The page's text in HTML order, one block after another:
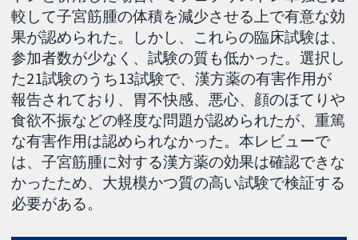
較して子宮筋腫の体積を減少させる上で有意な効
果が認められた。しかし、これらの臨床試験は、
参加者数が少なく、試験の質も低かった。選択し
た21試験のうち13試験で、漢方薬の有害作用が
報告されており、胃不快感、悪心、顔のほてりや
食欲不振などの軽度な問題が認められたが、重篤
な有害作用は認められなかった。本レビューで
は、子宮筋腫に対する漢方薬の効果は確認できな
かったため、大規模かつ質の高い試験で検証する
必要がある。